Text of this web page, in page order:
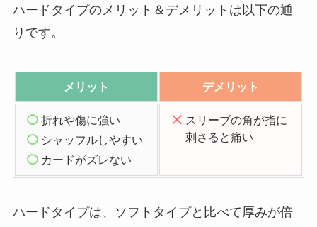
ハードタイプのメリット＆デメリットは以下の通
りです。
メリット デメリット
折れや傷に強い
シャッフルしやすい
カードがズレない
スリーブの角が指に
刺さると痛い
ハードタイプは、ソフトタイプと比べて厚みが倍